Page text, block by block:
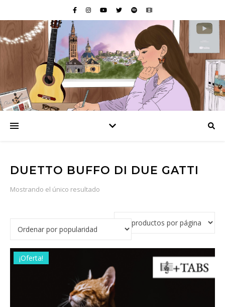
DUETTO BUFFO DI DUE GATTI
Mostrando el único resultado
¡Oferta!